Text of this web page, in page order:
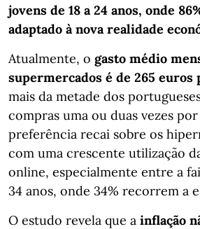
jovens de 18 a 24 anos, onde
adaptado à nova realidade
Atualmente, o gasto médio
supermercados é de 265 euros
mais da metade dos
compras uma ou duas vezes por
preferência recai sobre os
com uma crescente utilização
online, especialmente entre a
34 anos, onde 34% recorrem a
O estudo revela que a inflação